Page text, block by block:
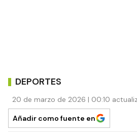
DEPORTES
20 de marzo de 2026 | 00:10
Añadir como fuente en